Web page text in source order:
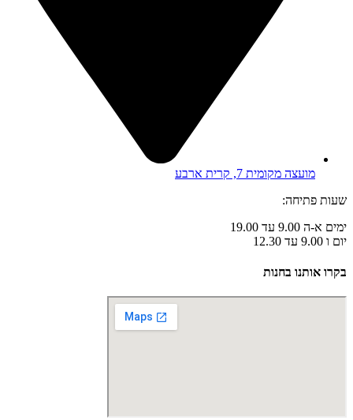
מועצה מקומית 7, קרית ארבע
שעות פתיחה:
ימים א-ה 9.00 עד 19.00
יום ו 9.00 עד 12.30
בקרו אותנו בחנות